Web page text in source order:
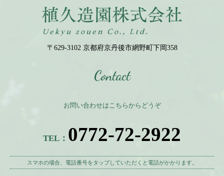
〒629-3102 京都府京丹後市網野町下岡358
Contact
お問い合わせはこちらからどうぞ
TEL： 0772-72-2922
スマホの場合、電話番号をタップしていただくと電話がかかります。